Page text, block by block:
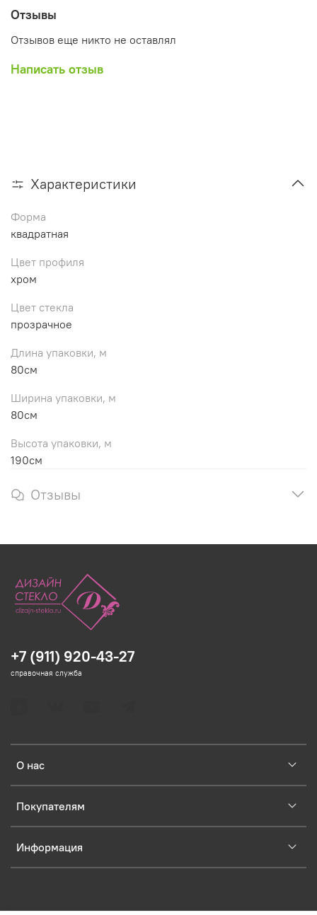
Отзывы
Отзывов еще никто не оставлял
Написать отзыв
Характеристики
Форма
квадратная
Цвет профиля
хром
Цвет стекла
прозрачное
Длина упаковки, м
80см
Ширина упаковки, м
80см
Высота упаковки, м
190см
Отзывы
О нас
Покупателям
Информация
+7 (911) 920-43-27
справочная служба